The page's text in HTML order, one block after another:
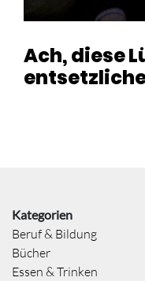
Ach, diese
Kategorien
Beruf & Bildung
Bücher
Essen & Trinken